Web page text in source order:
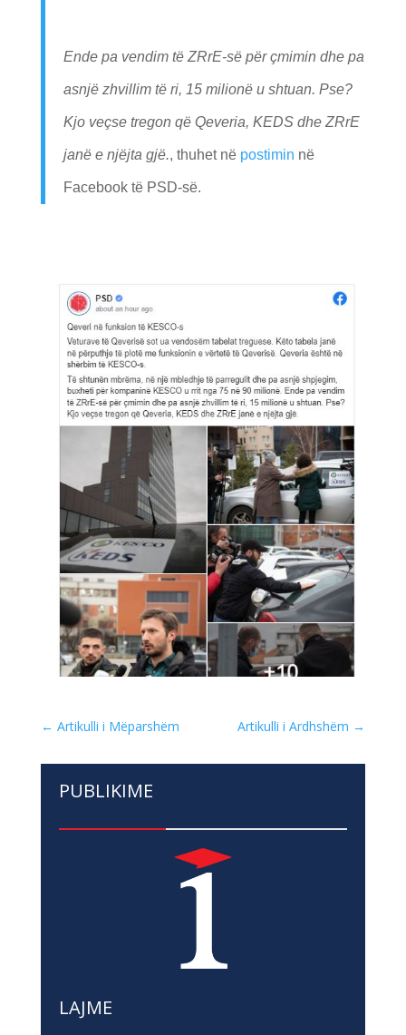
Ende pa vendim të ZRrE-së për çmimin dhe pa
asnjë zhvillim të ri, 15 milionë u shtuan. Pse?
Kjo veçse tregon që Qeveria, KEDS dhe ZRrE
janë e njëjta gjë., thuhet në postimin në
Facebook të PSD-së.
← Artikulli i Mëparshëm Artikulli i Ardhshëm →
PUBLIKIME
LAJME